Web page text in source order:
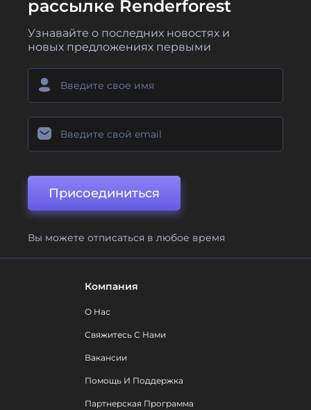
рассылке Renderforest
Узнавайте о последних новостях и
новых предложениях первыми
Присоединиться
Вы можете отписаться в любое время
Компания
О Нас
Свяжитесь С Нами
Вакансии
Помощь И Поддержка
Партнерская Программа